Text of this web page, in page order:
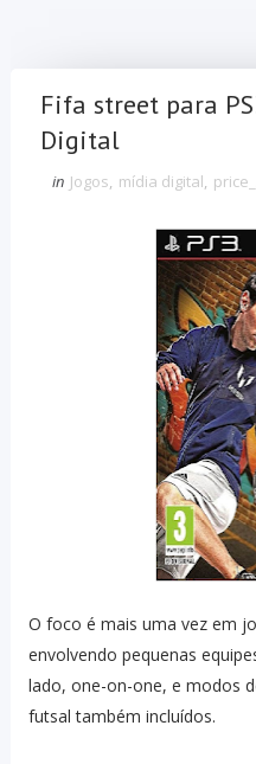
Fifa street para
Digital
in Jogos, mídia digital,
O foco é mais uma vez em
envolvendo pequenas
lado, one-on-one, e modos
futsal também incluídos.